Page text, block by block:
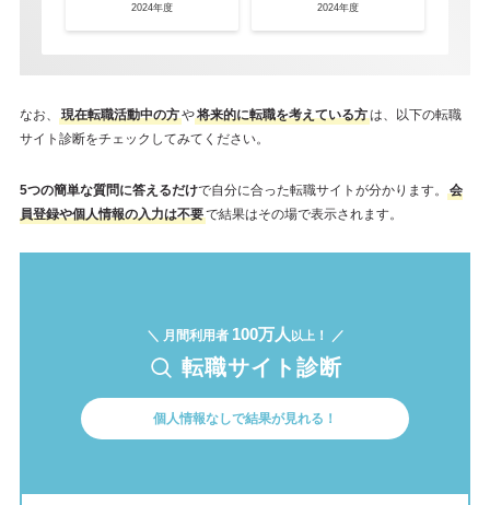
2024年度 2024年度
なお、 現在転職活動中の方や将来的に転職を考えている方は、以下の転職
サイト診断をチェックしてみてください。
5つの簡単な質問に答えるだけで自分に合った転職サイトが分かります。
会
員登録や個人情報の入力は不要で結果はその場で表示されます。
＼ 月間利用者 100万人 以上！ ／
転職サイト診断
個人情報なしで結果が見れる！